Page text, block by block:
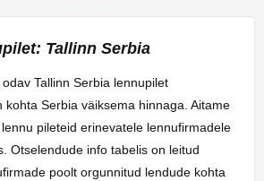
Tallinn Serbia
Tallinn Serbia lennupilet
kohta Serbia väiksema hinnaga. Aitame
pileteid erinevatele lennufirmadele
Otselendude info tabelis on leitud
poolt orgunnitud lendude kohta